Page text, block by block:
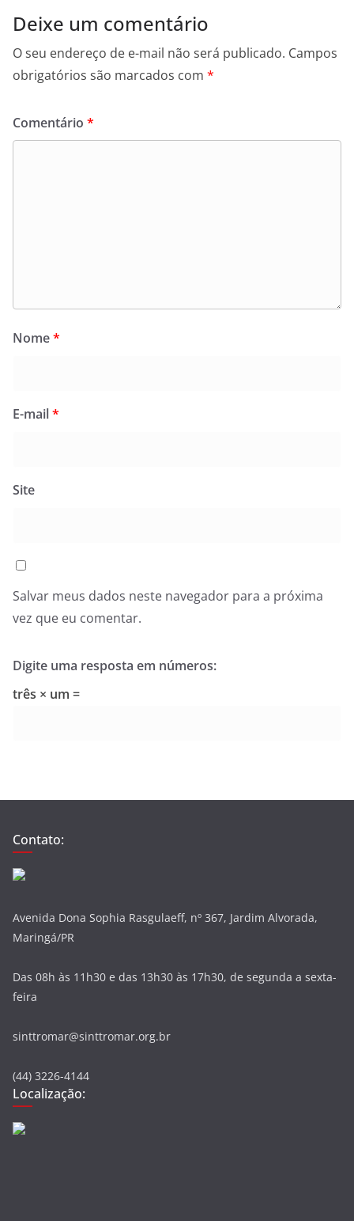
o
o
k
p
p
Deixe um comentário
O seu endereço de e-mail não será publicado. Campos
obrigatórios são marcados com *
Comentário *
Nome*
E-mail*
Site
Salvar meus dados neste navegador para a próxima
vez que eu comentar.
Digite uma resposta em números:
três × um =
Contato:
Avenida Dona Sophia Rasgulaeff, nº 367, Jardim Alvorada,
Maringá/PR
Das 08h às 11h30 e das 13h30 às 17h30, de segunda a sexta-
feira
sinttromar@sinttromar.org.br
(44) 3226-4144
Localização: